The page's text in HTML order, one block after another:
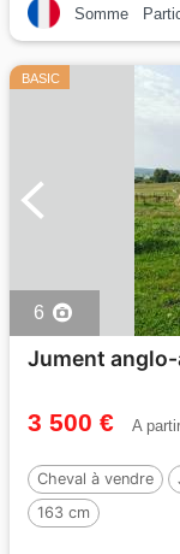
Somme
BASIC
6
Jument anglo-
3 500 € A
Cheval à vendre
163 cm